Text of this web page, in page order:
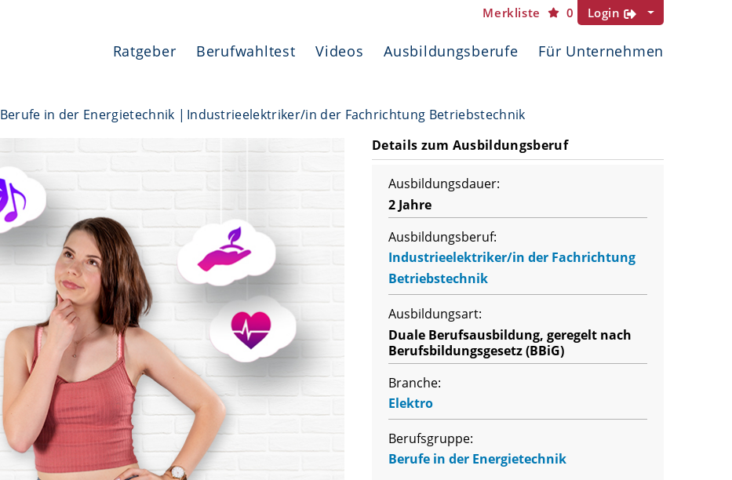
Merkliste 0 Login
Ratgeber Berufwahltest Videos Ausbildungsberufe Für Unternehmen
Berufe in der Energietechnik
Industrieelektriker/in der Fachrichtung Betriebstechnik
Details zum Ausbildungsberuf
Ausbildungsdauer:
2 Jahre
Ausbildungsberuf:
Industrieelektriker/in der Fachrichtung
Betriebstechnik
Ausbildungsart:
Duale Berufsausbildung, geregelt nach
Berufsbildungsgesetz (BBiG)
Branche:
Elektro
Berufsgruppe:
Berufe in der Energietechnik